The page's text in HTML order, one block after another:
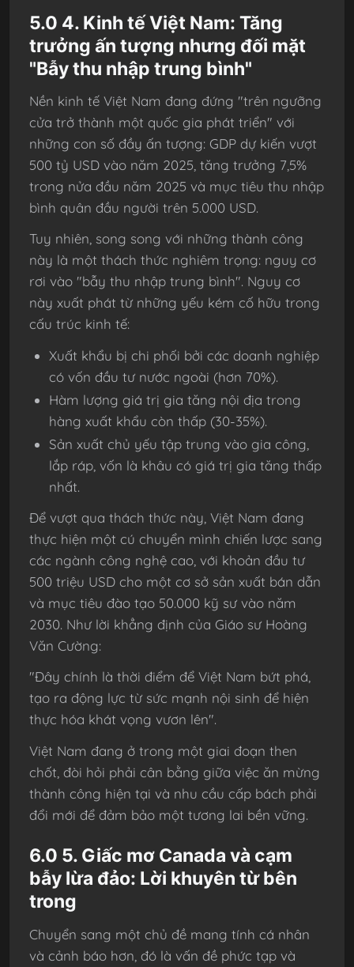
5.0 4. Kinh tế Việt Nam: Tăng
trưởng ấn tượng nhưng đối mặt
"Bẫy thu nhập trung bình"
Nền kinh tế Việt Nam đang đứng "trên ngưỡng
cửa trở thành một quốc gia phát triển" với
những con số đầy ấn tượng: GDP dự kiến vượt
500 tỷ USD vào năm 2025, tăng trưởng 7,5%
trong nửa đầu năm 2025 và mục tiêu thu nhập
bình quân đầu người trên 5.000 USD.
Tuy nhiên, song song với những thành công
này là một thách thức nghiêm trọng: nguy cơ
rơi vào "bẫy thu nhập trung bình". Nguy cơ
này xuất phát từ những yếu kém cố hữu trong
cấu trúc kinh tế:
Xuất khẩu bị chi phối bởi các doanh nghiệp
có vốn đầu tư nước ngoài (hơn 70%).
Hàm lượng giá trị gia tăng nội địa trong
hàng xuất khẩu còn thấp (30-35%).
Sản xuất chủ yếu tập trung vào gia công,
lắp ráp, vốn là khâu có giá trị gia tăng thấp
nhất.
Để vượt qua thách thức này, Việt Nam đang
thực hiện một cú chuyển mình chiến lược sang
các ngành công nghệ cao, với khoản đầu tư
500 triệu USD cho một cơ sở sản xuất bán dẫn
và mục tiêu đào tạo 50.000 kỹ sư vào năm
2030. Như lời khẳng định của Giáo sư Hoàng
Văn Cường:
"Đây chính là thời điểm để Việt Nam bứt phá,
tạo ra động lực từ sức mạnh nội sinh để hiện
thực hóa khát vọng vươn lên".
Việt Nam đang ở trong một giai đoạn then
chốt, đòi hỏi phải cân bằng giữa việc ăn mừng
thành công hiện tại và nhu cầu cấp bách phải
đổi mới để đảm bảo một tương lai bền vững.
6.0 5. Giấc mơ Canada và cạm
bẫy lừa đảo: Lời khuyên từ bên
trong
Chuyển sang một chủ đề mang tính cá nhân
và cảnh báo hơn, đó là vấn đề phức tạp và